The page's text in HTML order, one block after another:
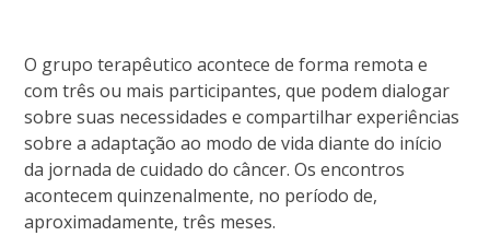
O grupo terapêutico acontece de forma remota e
com três ou mais participantes, que podem dialogar
sobre suas necessidades e compartilhar experiências
sobre a adaptação ao modo de vida diante do início
da jornada de cuidado do câncer. Os encontros
acontecem quinzenalmente, no período de,
aproximadamente, três meses.